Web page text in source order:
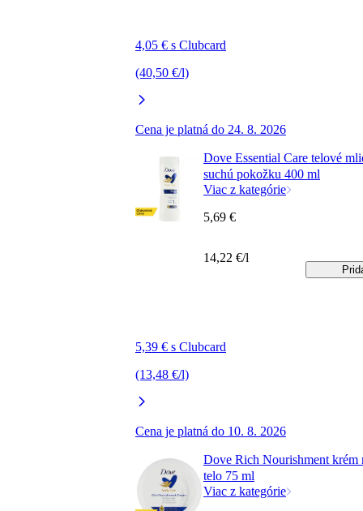
4,05 € s Clubcard
(40,50 €/l)
Cena je platná do 24. 8. 2026
Dove Essential Care telové
suchú pokožku 400 ml
Viac z kategórie
5,39 € s Clubcard
(13,48 €/l)
Cena je platná do 10. 8. 2026
5,69 €
14,22 €/l
Dove Rich Nourishment krém
telo 75 ml
Viac z kategórie